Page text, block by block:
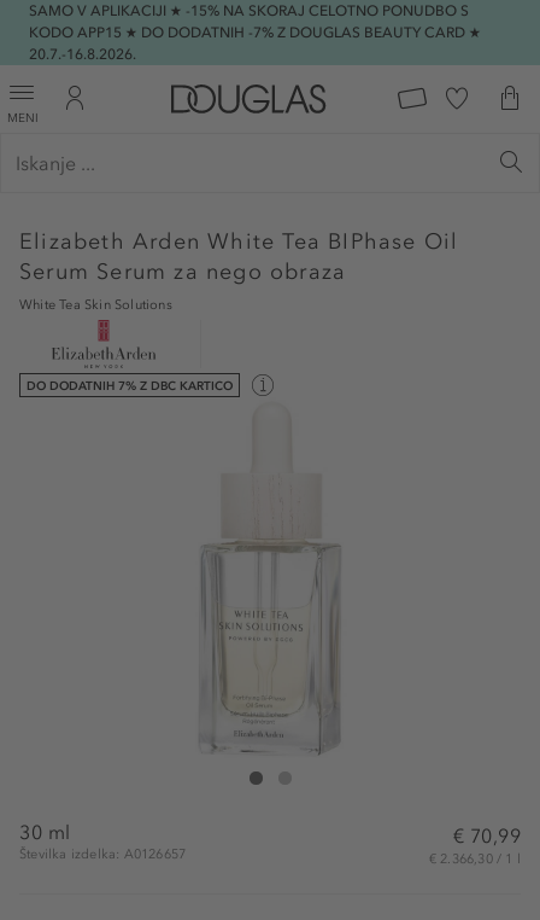
SAMO V APLIKACIJI ★ -15% NA SKORAJ CELOTNO PONUDBO S
KODO APP15 ★ DO DODATNIH -7% Z DOUGLAS BEAUTY CARD ★
20.7.-16.8.2026.
MENI
Elizabeth ArdenWhite Tea BIPhase Oil
Serum Serum za nego obraza
White Tea Skin Solutions
DO DODATNIH 7% Z DBC KARTICO
Elizabeth Arden White Tea BI-Phase Oil Serum
30 ml
Številka izdelka: A0126657
€ 70,99
€ 2.366,30 / 1 l